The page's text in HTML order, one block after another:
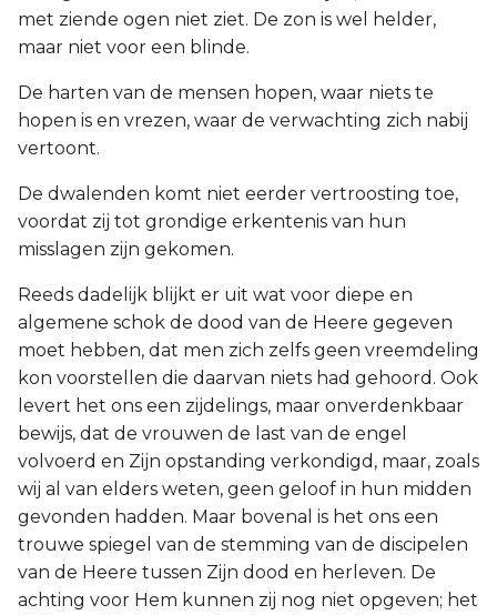
met ziende ogen niet ziet. De zon is wel helder,
maar niet voor een blinde.
De harten van de mensen hopen, waar niets te
hopen is en vrezen, waar de verwachting zich nabij
vertoont.
De dwalenden komt niet eerder vertroosting toe,
voordat zij tot grondige erkentenis van hun
misslagen zijn gekomen.
Reeds dadelijk blijkt er uit wat voor diepe en
algemene schok de dood van de Heere gegeven
moet hebben, dat men zich zelfs geen vreemdeling
kon voorstellen die daarvan niets had gehoord. Ook
levert het ons een zijdelings, maar onverdenkbaar
bewijs, dat de vrouwen de last van de engel
volvoerd en Zijn opstanding verkondigd, maar, zoals
wij al van elders weten, geen geloof in hun midden
gevonden hadden. Maar bovenal is het ons een
trouwe spiegel van de stemming van de discipelen
van de Heere tussen Zijn dood en herleven. De
achting voor Hem kunnen zij nog niet opgeven; het